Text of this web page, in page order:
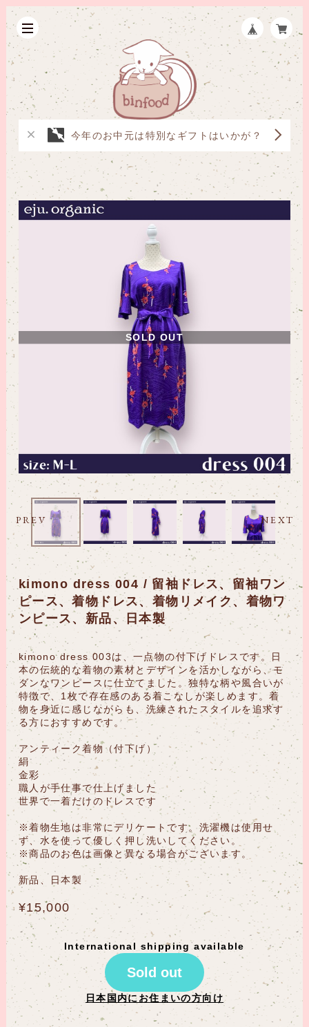
今年のお中元は特別なギフトはいかが？
SOLD OUT
PREV NEXT
kimono dress 004 / 留袖ドレス、留袖ワン
ピース、着物ドレス、着物リメイク、着物ワ
ンピース、新品、日本製
kimono dress 003は、一点物の付下げドレスです。日
本の伝統的な着物の素材とデザインを活かしながら、モ
ダンなワンピースに仕立てました。独特な柄や風合いが
特徴で、1枚で存在感のある着こなしが楽しめます。着
物を身近に感じながらも、洗練されたスタイルを追求す
る方におすすめです。
アンティーク着物（付下げ）
絹
金彩
職人が手仕事で仕上げました
世界で一着だけのドレスです
※着物生地は非常にデリケートです。洗濯機は使用せ
ず、水を使って優しく押し洗いしてください。
※商品のお色は画像と異なる場合がございます。
新品、日本製
¥15,000
International shipping available
Sold out
日本国内にお住まいの方向け